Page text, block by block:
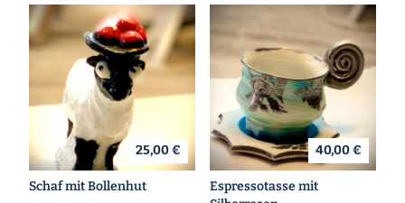
25,00 €
Schaf mit Bollenhut
40,00 €
Espressotasse mit